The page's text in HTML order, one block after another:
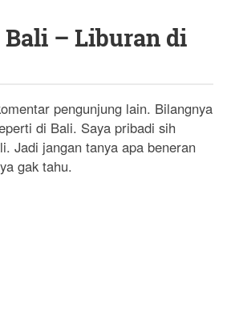
Bali – Liburan di
pengunjung lain. Bilangnya
di Bali. Saya pribadi sih
Jadi jangan tanya apa beneran
gak tahu.